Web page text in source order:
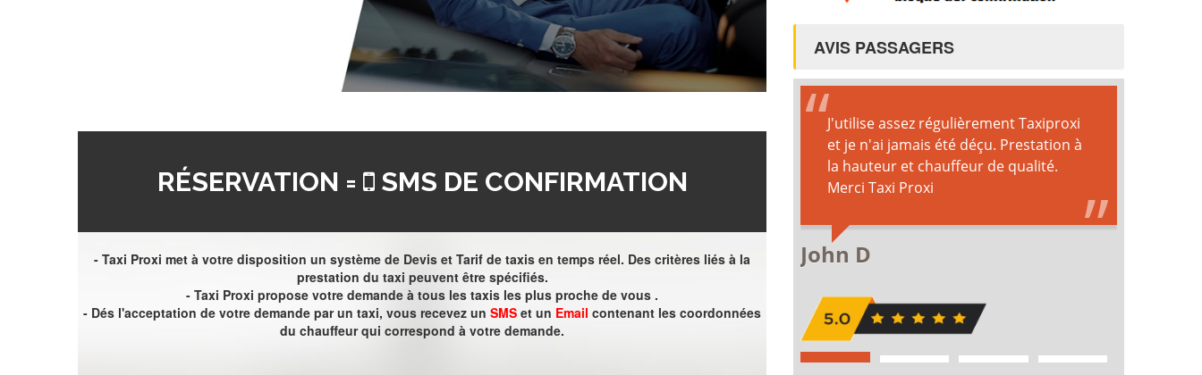
RÉSERVATION = SMS DE CONFIRMATION
- Taxi Proxi met à votre disposition un système de Devis et Tarif de taxis en temps réel. Des critères liés à la
prestation du taxi peuvent être spécifiés.
- Taxi Proxi propose votre demande à tous les taxis les plus proche de vous .
- Dés l'acceptation de votre demande par un taxi, vous recevez un SMS et un Email contenant les coordonnées
du chauffeur qui correspond à votre demande.
AVIS PASSAGERS